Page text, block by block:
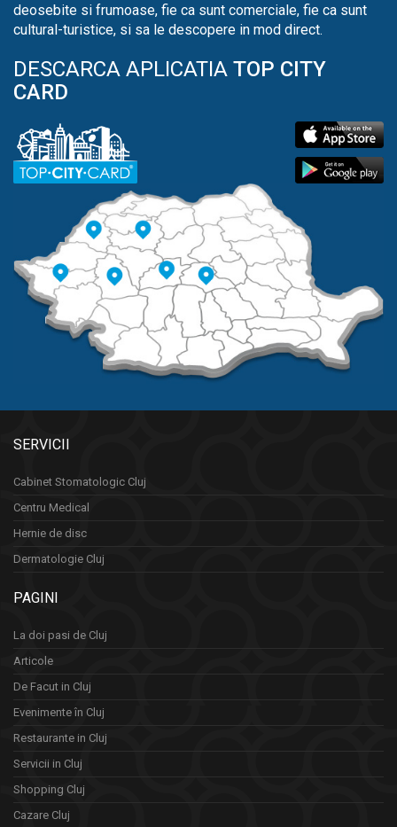
deosebite si frumoase, fie ca sunt comerciale, fie ca sunt
cultural-turistice, si sa le descopere in mod direct.
DESCARCA APLICATIA TOP CITY
CARD
SERVICII
Cabinet Stomatologic Cluj
Centru Medical
Hernie de disc
Dermatologie Cluj
PAGINI
La doi pasi de Cluj
Articole
De Facut in Cluj
Evenimente în Cluj
Restaurante in Cluj
Servicii in Cluj
Shopping Cluj
Cazare Cluj